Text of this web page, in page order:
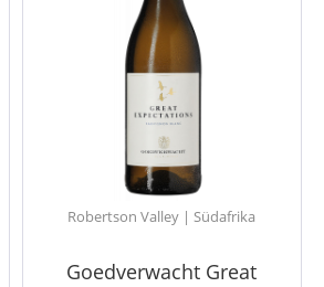
Robertson Valley | Südafrika
Goedverwacht Great